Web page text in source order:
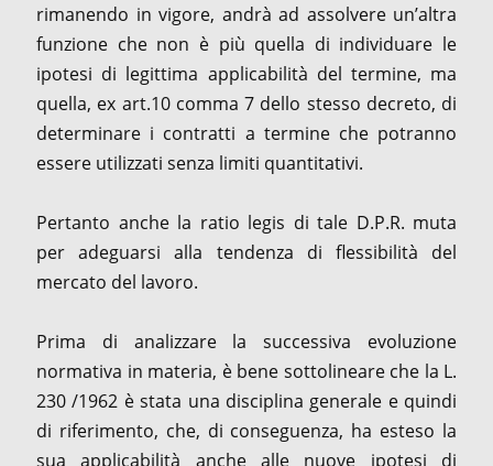
rimanendo in vigore, andrà ad assolvere un’altra
funzione che non è più quella di individuare le
ipotesi di legittima applicabilità del termine, ma
quella, ex art.10 comma 7 dello stesso decreto, di
determinare i contratti a termine che potranno
essere utilizzati senza limiti quantitativi.
Pertanto anche la ratio legis di tale D.P.R. muta
per adeguarsi alla tendenza di flessibilità del
mercato del lavoro.
Prima di analizzare la successiva evoluzione
normativa in materia, è bene sottolineare che la L.
230 /1962 è stata una disciplina generale e quindi
di riferimento, che, di conseguenza, ha esteso la
sua applicabilità anche alle nuove ipotesi di